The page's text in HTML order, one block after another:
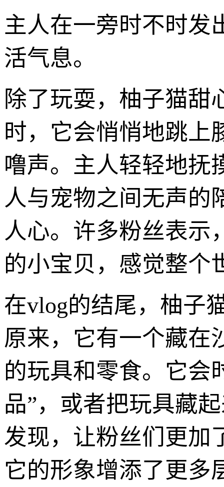
主人在一旁时不时发
活气息。
除了玩耍，柚子猫甜
时，它会悄悄地跳上
噜声。主人轻轻地抚
人与宠物之间无声的
人心。许多粉丝表示
的小宝贝，感觉整个
在vlog的结尾，柚子
原来，它有一个藏在
的玩具和零食。它会
品”，或者把玩具藏
发现，让粉丝们更加
它的形象增添了更多